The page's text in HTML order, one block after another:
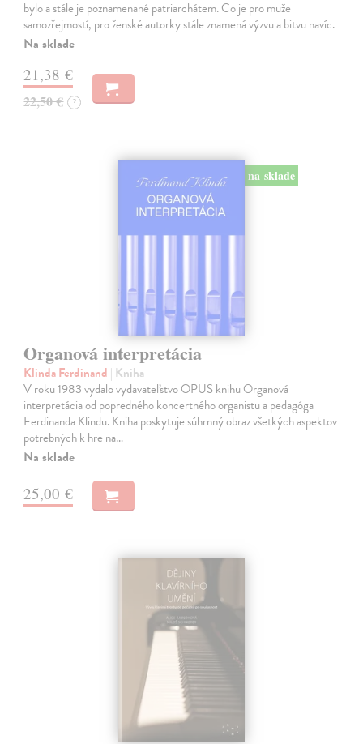
bylo a stále je poznamenané patriarchátem. Co je pro muže
samozřejmostí, pro ženské autorky stále znamená výzvu a bitvu navíc.
Na sklade
21,38 €
22,50 € ?
na sklade
Organová interpretácia
Klinda Ferdinand | Kniha
V roku 1983 vydalo vydavateľstvo OPUS knihu Organová
interpretácia od popredného koncertného organistu a pedagóga
Ferdinanda Klindu. Kniha poskytuje súhrnný obraz všetkých aspektov
potrebných k hre na…
Na sklade
25,00 €